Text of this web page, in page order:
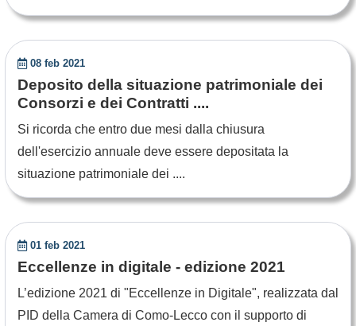
08 feb 2021
Deposito della situazione patrimoniale dei
Consorzi e dei Contratti ....
Si ricorda che entro due mesi dalla chiusura
dell'esercizio annuale deve essere depositata la
situazione patrimoniale dei ....
01 feb 2021
Eccellenze in digitale - edizione 2021
L’edizione 2021 di "Eccellenze in Digitale", realizzata dal
PID della Camera di Como-Lecco con il supporto di